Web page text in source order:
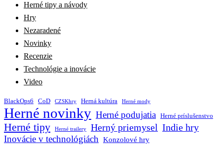
Herné tipy a návody
Hry
Nezaradené
Novinky
Recenzie
Technológie a inovácie
Video
BlackOps6 CoD CZSKhry Herná kultúra Herné mody
Herné novinky Herné podujatia Herné príslušenstvo
Herné tipy Herné trailery Herný priemysel Indie hry
Inovácie v technológiách Konzolové hry